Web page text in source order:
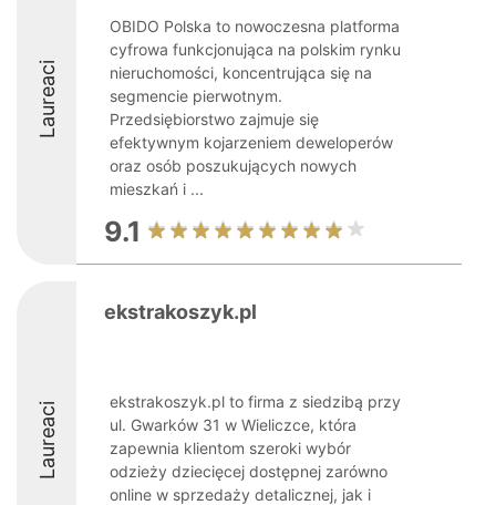
Laureaci
OBIDO Polska to nowoczesna platforma
cyfrowa funkcjonująca na polskim rynku
nieruchomości, koncentrująca się na
segmencie pierwotnym.
Przedsiębiorstwo zajmuje się
efektywnym kojarzeniem deweloperów
oraz osób poszukujących nowych
mieszkań i ...
9.1
Laureaci
ekstrakoszyk.pl
ekstrakoszyk.pl to firma z siedzibą przy
ul. Gwarków 31 w Wieliczce, która
zapewnia klientom szeroki wybór
odzieży dziecięcej dostępnej zarówno
online w sprzedaży detalicznej, jak i